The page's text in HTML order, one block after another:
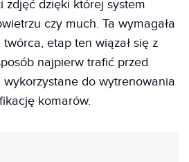
zdjęć dzięki której system
czy much. Ta wymagała
etap ten wiązał się z
najpierw trafić przed
do wytrenowania
komarów.